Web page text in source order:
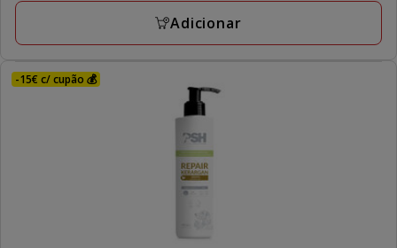
UN
Adicionar
-15€ c/ cupão 💰